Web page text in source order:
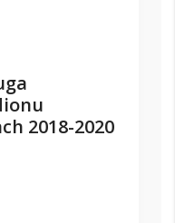
2018-2020